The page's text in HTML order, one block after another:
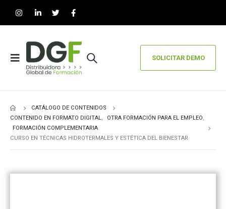
SOLICITAR DEMO
CATÁLOGO DE CONTENIDOS
CONTENIDO EN FORMATO DIGITAL, OTRA FORMACIÓN PARA EL EMPLEO,
FORMACIÓN COMPLEMENTARIA
CURSO EN TÉCNICAS HIDROTERMALES Y ESTÉTICA DEL BIENESTAR